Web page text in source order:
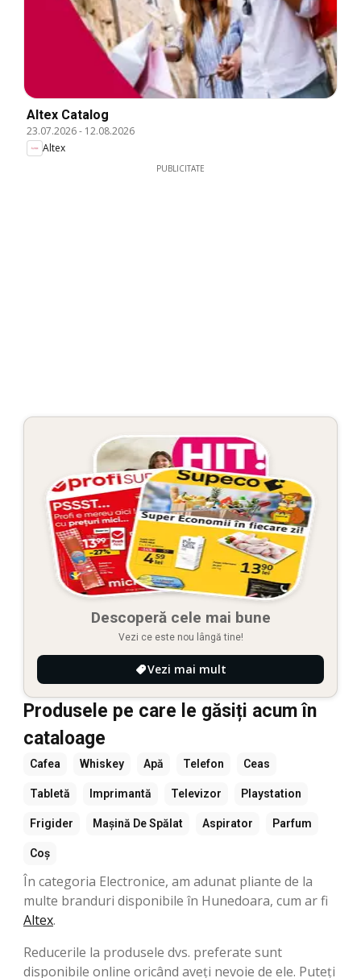
Altex Catalog
23.07.2026- 12.08.2026
Altex
PUBLICITATE
Descoperă cele mai bune
Vezi ce este nou lângă tine!
Vezi mai mult
Produsele pe care le găsiți acum în
cataloage
Cafea Whiskey Apă Telefon Ceas
Tabletă Imprimantă Televizor Playstation
Frigider Mașină De Spălat Aspirator Parfum
Coș
În categoria Electronice, am adunat pliante de la
multe branduri disponibile în Hunedoara, cum ar fi
Altex.
Reducerile la produsele dvs. preferate sunt
disponibile online oricând aveți nevoie de ele. Puteți